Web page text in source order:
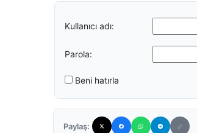
Kullanıcı adı:
Parola:
Beni hatırla
Paylaş: